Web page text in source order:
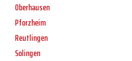
Oberhausen
Pforzheim
Reutlingen
Solingen